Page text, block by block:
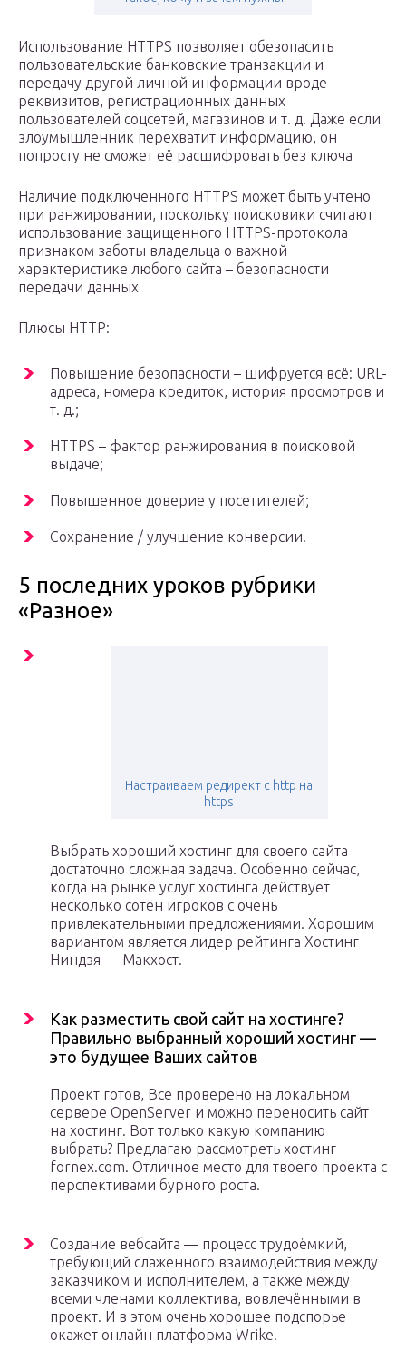
Использование HTTPS позволяет обезопасить
пользовательские банковские транзакции и
передачу другой личной информации вроде
реквизитов, регистрационных данных
пользователей соцсетей, магазинов и т. д. Даже если
злоумышленник перехватит информацию, он
попросту не сможет её расшифровать без ключа
Наличие подключенного HTTPS может быть учтено
при ранжировании, поскольку поисковики считают
использование защищенного HTTPS-протокола
признаком заботы владельца о важной
характеристике любого сайта – безопасности
передачи данных
Плюсы HTTP:
Повышение безопасности – шифруется всё: URL-
адреса, номера кредиток, история просмотров и
т. д.;
HTTPS – фактор ранжирования в поисковой
выдаче;
Повышенное доверие у посетителей;
Сохранение / улучшение конверсии.
5 последних уроков рубрики
«Разное»
Настраиваем редирект с http на
https
Выбрать хороший хостинг для своего сайта
достаточно сложная задача. Особенно сейчас,
когда на рынке услуг хостинга действует
несколько сотен игроков с очень
привлекательными предложениями. Хорошим
вариантом является лидер рейтинга Хостинг
Ниндзя — Макхост.
Как разместить свой сайт на хостинге?
Правильно выбранный хороший хостинг —
это будущее Ваших сайтов
Проект готов, Все проверено на локальном
сервере OpenServer и можно переносить сайт
на хостинг. Вот только какую компанию
выбрать? Предлагаю рассмотреть хостинг
fornex.com. Отличное место для твоего проекта с
перспективами бурного роста.
Создание вебсайта — процесс трудоёмкий,
требующий слаженного взаимодействия между
заказчиком и исполнителем, а также между
всеми членами коллектива, вовлечёнными в
проект. И в этом очень хорошее подспорье
окажет онлайн платформа Wrike.